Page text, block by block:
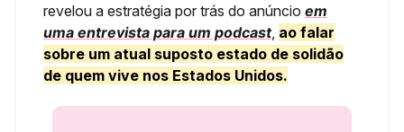
revelou a estratégia por trás do anúncio em
uma entrevista para um podcast, ao falar
sobre um atual suposto estado de solidão
de quem vive nos Estados Unidos.